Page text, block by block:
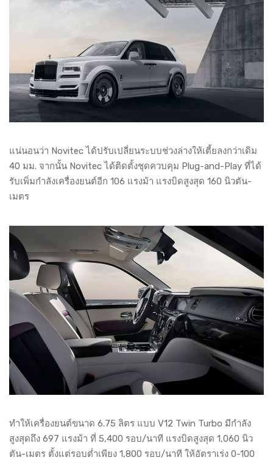
แน่นอนว่า Novitec ได้ปรับเปลี่ยนระบบช่วงล่างให้เตี้ยลงกว่าเดิม
40 มม. จากนั้น Novitec ได้ติดตั้งชุดควบคุม Plug-and-Play ที่ได้
รับเพิ่มกำลังเครื่องยนต์อีก 106 แรงม้า แรงบิดสูงสุด 160 นิวตัน-
เมตร
ทำให้เครื่องยนต์ขนาด 6.75 ลิตร แบบ V12 Twin Turbo มีกำลัง
สูงสุดถึง 697 แรงม้า ที่ 5,400 รอบ/นาที แรงบิดสูงสุด 1,060 นิว
ตัน-เมตร ตั้งแต่รอบต่ำเพียง 1,800 รอบ/นาที ให้อัตราเร่ง 0-100